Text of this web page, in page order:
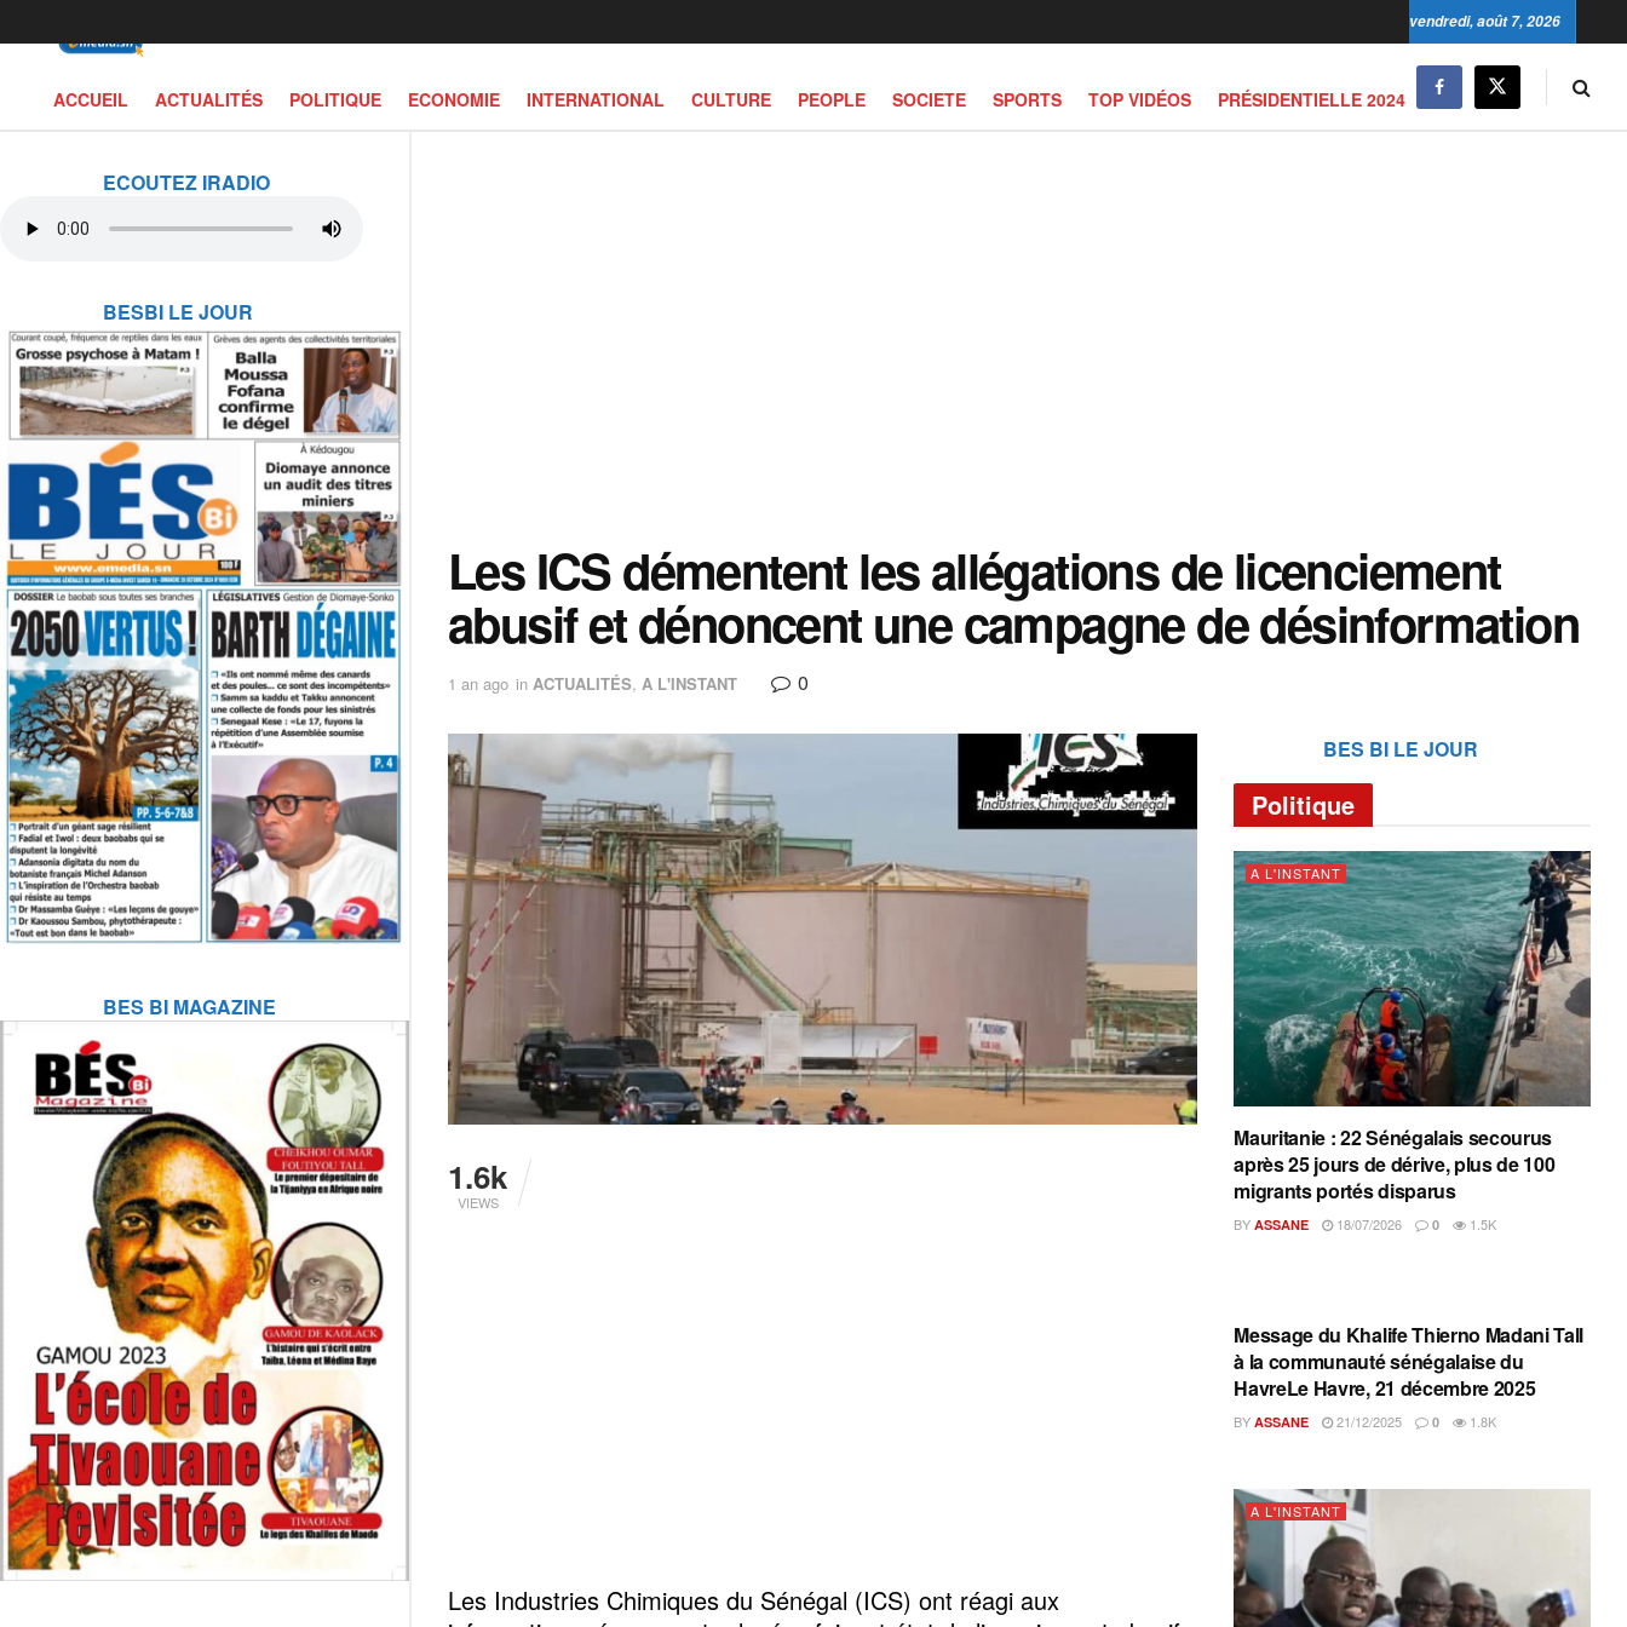
ECOUTEZ IRADIO
BESBI LE JOUR
BES BI MAGAZINE
vendredi, août 7, 2026
ACCUEIL ACTUALITÉS POLITIQUE ECONOMIE INTERNATIONAL CULTURE PEOPLE SOCIETE SPORTS TOP VIDÉOS PRÉSIDENTIELLE 2024
Les ICS démentent les allégations de licenciement
abusif et dénoncent une campagne de désinformation
1 an ago in ACTUALITÉS, A L'INSTANT 0
1.6k
VIEWS
Les Industries Chimiques du Sénégal (ICS) ont réagi aux
BES BI LE JOUR
Politique
A L'INSTANT
Mauritanie : 22 Sénégalais secourus
après 25 jours de dérive, plus de 100
migrants portés disparus
BY ASSANE 18/07/2026 0 1.5K
A L'INSTANT
Message du Khalife Thierno Madani Tall
à la communauté sénégalaise du
HavreLe Havre, 21 décembre 2025
BY ASSANE 21/12/2025 0 1.8K
A L'INSTANT